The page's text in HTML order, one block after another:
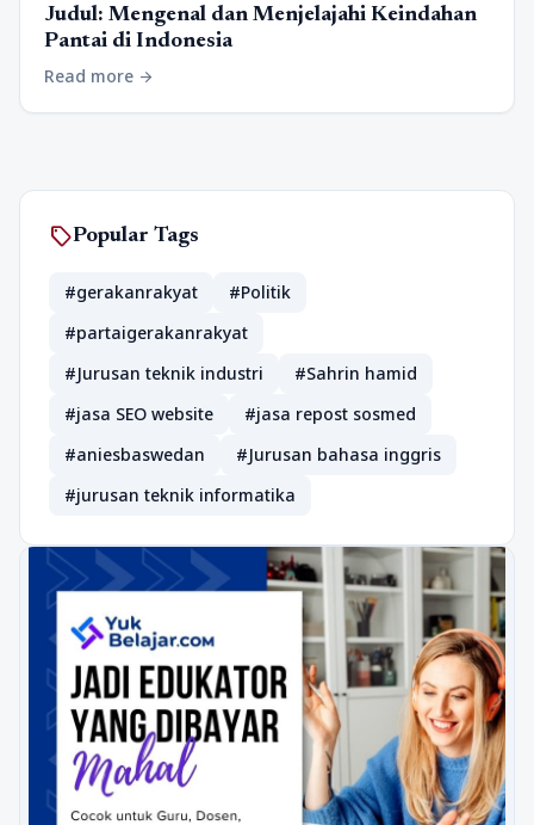
Judul: Mengenal dan Menjelajahi Keindahan
Pantai di Indonesia
Read more arrow_forward
sellPopular Tags
#gerakanrakyat
#Politik
#partaigerakanrakyat
#Jurusan teknik industri
#Sahrin hamid
#jasa SEO website
#jasa repost sosmed
#aniesbaswedan
#Jurusan bahasa inggris
#jurusan teknik informatika